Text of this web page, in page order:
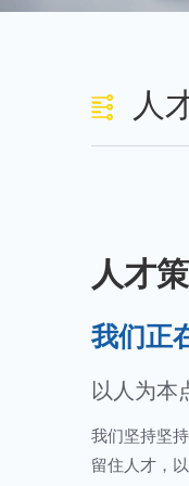
人
人才
我们正
以人为本
我们坚持坚
留住人才，